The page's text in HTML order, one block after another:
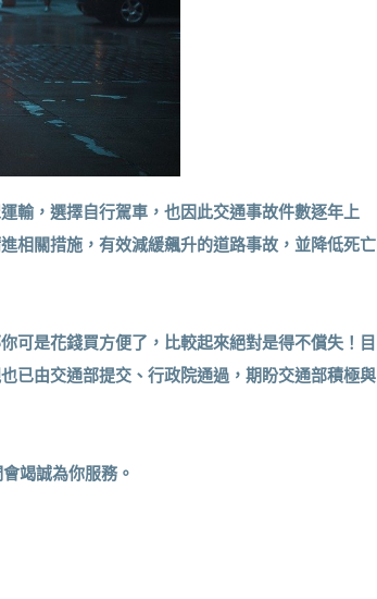
輸，選擇自行駕車，也因此交通事故件數逐年上
相關措施，有效減緩飆升的道路事故，並降低死亡
可是花錢買方便了，比較起來絕對是得不償失！目
已由交通部提交、行政院通過，期盼交通部積極與
竭誠為你服務。